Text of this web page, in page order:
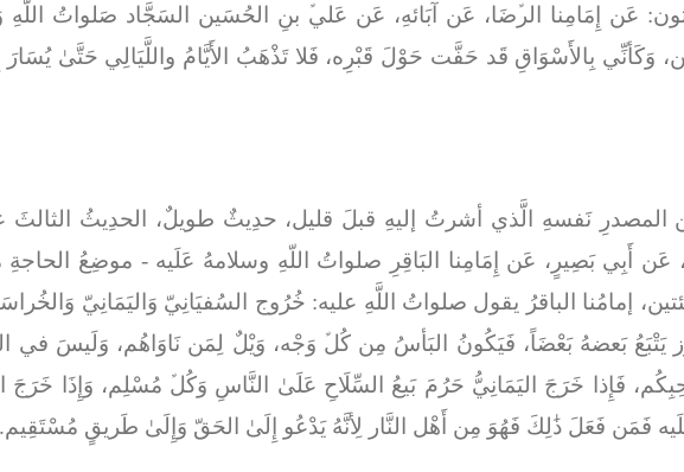
عَن إِمَامِنا الرﱢضَا، عَن آبَائهِ، عَن عَليﱢ بنِ الحُسَين السَجَّاد صَلواتُ
بِالأَسْوَاقِ قَد حَفَّت حَوْلَ قَبْرِه، فَلا تَذْهَبُ الأَيَّامُ واللَّيَالِي حَتَّىٰ يُسَارَ
المصدرِ نَفسهِ الَّذي أشرتُ إليهِ قبلَ قليل، حدِيثٌ طويلٌ، الحدِيثُ الثالثَ
عَن أَبِي بَصِيرٍ، عَن إِمَامِنا البَاقِرِ صلواتُ اللّهِ وسلامهُ عَلَيه - موضِعُ الحاجةِ
إمامُنا الباقرُ يقول صلواتُ اللَّهِ عليه: خُرُوج السُفيَانِيّ وَاليَمَانِيّ
يَتْبَعُ بَعضهُ بَعْضَاً، فَيَكُونُ البَأسُ مِن كُلﱢ وَجْه، وَيْلٌ لِمَن نَاوَاهُم، وَلَيسَ في
فَإِذا خَرَجَ اليَمَانِيُّ حَرُمَ بَيعُ السِّلَاحِ عَلَىٰ النَّاسِ وَكُلﱢ مُسْلِم، وَإِذَا خَرَجَ
فَمَن فَعَلَ ذَٰلِكَ فَهُوَ مِن أَهْل النَّار لِأنَّهُ يَدْعُو إِلَىٰ الحَقّ وَإِلَىٰ طَريقٍ مُسْتَقِيم.